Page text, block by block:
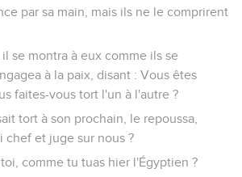
par sa main, mais ils ne le comprirent
se montra à eux comme ils se
à la paix, disant : Vous êtes
faites-vous tort l'un à l'autre ?
tort à son prochain, le repoussa,
chef et juge sur nous ?
comme tu tuas hier l'Égyptien ?